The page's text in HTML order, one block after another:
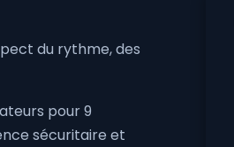
du rythme, des
pour 9
sécuritaire et